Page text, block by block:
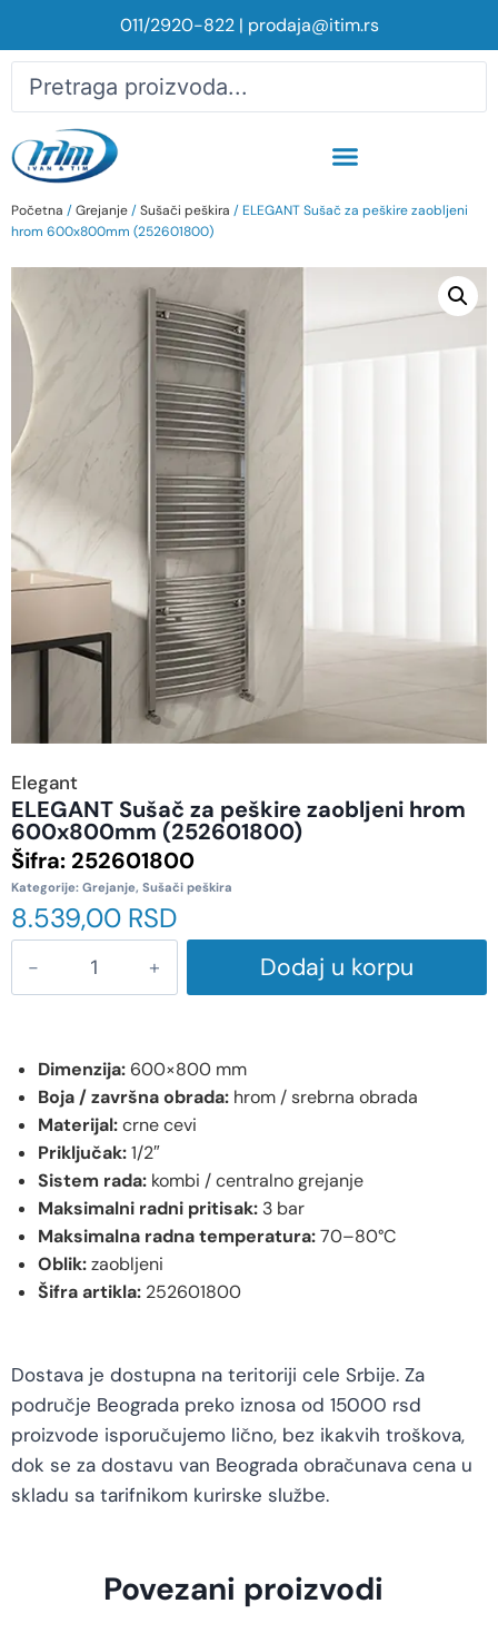
011/2920-822| prodaja@itim.rs
Početna /Grejanje/Sušači peškira / ELEGANT Sušač za peškire zaobljeni
hrom 600x800mm (252601800)
Elegant
ELEGANT Sušač za peškire zaobljeni hrom
600x800mm (252601800)
Šifra: 252601800
Kategorije: Grejanje, Sušači peškira
8.539,00 RSD
Dodaj u korpu
Dimenzija: 600×800 mm
Boja / završna obrada: hrom / srebrna obrada
Materijal:crne cevi
Priključak:1/2″
Sistem rada: kombi / centralno grejanje
Maksimalni radni pritisak: 3 bar
Maksimalna radna temperatura:70–80°C
Oblik:zaobljeni
Šifra artikla: 252601800
Dostava je dostupna na teritoriji cele Srbije. Za
područje Beograda preko iznosa od 15000 rsd
proizvode isporučujemo lično, bez ikakvih troškova,
dok se za dostavu van Beograda obračunava cena u
skladu sa tarifnikom kurirske službe.
Povezani proizvodi